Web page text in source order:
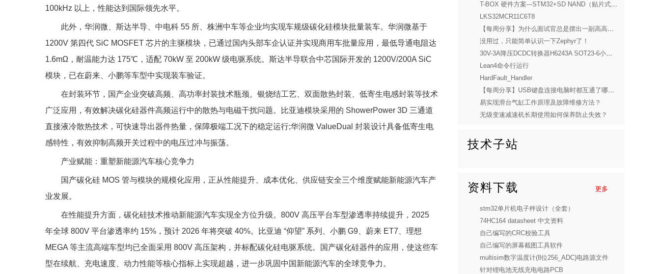
100kHz 以上，性能达到国际领先水平。
此外，华润微、斯达半导、中电科 55 所、株洲中车等企业均实现车规级碳化硅模块批量装车。华润微基于
1200V 第四代 SiC MOSFET 芯片的主驱模块，已通过国内头部车企认证并实现商用车批量应用，最低导通电阻达
1.6mΩ，耐温能力达 175℃，适配 70kW 至 200kW 级电驱系统。斯达半导联合中芯国际开发的 1200V/200A SiC
模块，已在蔚来、小鹏等车型中实现装车验证。
在封装环节，国产企业突破高频、高功率封装技术瓶颈。银烧结工艺、双面散热封装、低寄生电感封装等技术
广泛应用，有效解决碳化硅器件高频运行中的散热与电磁干扰问题。比亚迪模块采用的 ShowerPower 3D 三通道
直接液冷散热技术，可快速导出器件热量，保障极端工况下的稳定运行;华润微 ValueDual 封装设计具备低寄生电
感特性，有效抑制高频开关过程中的电压过冲与振荡。
产业赋能：重塑新能源汽车核心竞争力
国产碳化硅 MOS 管与模块的规模化应用，正从性能提升、成本优化、供应链安全三个维度赋能新能源汽车产
业发展。
在性能提升方面，碳化硅技术推动新能源汽车实现全方位升级。800V 高压平台车型渗透率持续提升，2025
年全球 800V 平台渗透率约 15%，预计 2026 年将突破 40%。比亚迪 “仰望” 系列、小鹏 G9、蔚来 ET7、理想
MEGA 等主流高端车型均已全面采用 800V 高压架构，并标配碳化硅电驱系统。国产碳化硅器件的应用，使这些车
型在续航、充电速度、动力性能等核心指标上实现超越，进一步巩固中国新能源汽车的全球竞争力。
T-BOX 硬件方案---STM32+SD NAND（贴片式TF卡）搭配 在智能网联汽车快速发
LKS32MCR11C6T8
【每周分享】为什么面试官总是摆出一副高高在上的姿态？
没用过，只能简单认识一下Zephyr了！
30V-3A降压DCDC转换器H6243A SOT23-6小体积封装 MUC、单片机供电IC芯片方案
Lean4命令行运行
HardFault_Handler
【每周分享】USB键盘连接电脑时都互通了哪些数据？来了解一下吧！
易实现滑台气缸工作原理及故障维修方法？
无级变速减速机长期使用如何保养防止失效？
技术子站
更多
资料下载
stm32单片机电子秤设计（全套）
74HC164 datasheet 中文资料
自己编写的CRC校验工具
自己编写的屏幕截图工具软件
multisim数字温度计(8位256_ADC)电路源文件
针对锂电池无线充电电路PCB